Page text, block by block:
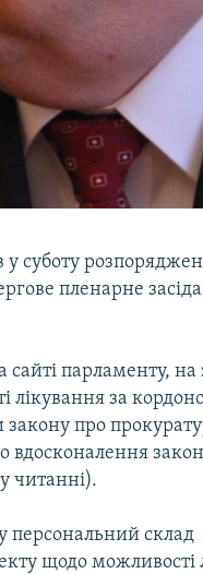
у суботу
пленарне
парламенту, на
за
про
читанні).
персональний склад
щодо можливості